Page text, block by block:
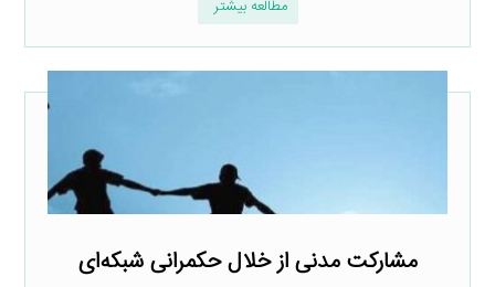
مطالعه بیشتر
مشارکت مدنی از خلال حکمرانی شبکه‌ای